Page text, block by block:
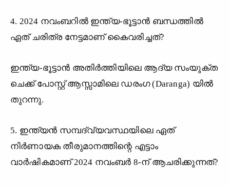
4. 2024 നവംബറിൽ ഇന്ത്യ-ഭൂട്ടാൻ ബന്ധത്തിൽ
ഏത് ചരിത്ര നേട്ടമാണ് കൈവരിച്ചത്?
ഇന്ത്യ-ഭൂട്ടാൻ അതിർത്തിയിലെ ആദ്യ സംയുക്ത
ചെക്ക് പോസ്റ്റ് ആസ്സാമിലെ ഡരംഗ (Daranga) യിൽ
തുറന്നു.
5. ഇന്ത്യൻ സമ്പദ്‌വ്യവസ്ഥയിലെ ഏത്
നിർണായക തീരുമാനത്തിന്റെ എട്ടാം
വാർഷികമാണ് 2024 നവംബർ 8-ന് ആചരിക്കുന്നത്?